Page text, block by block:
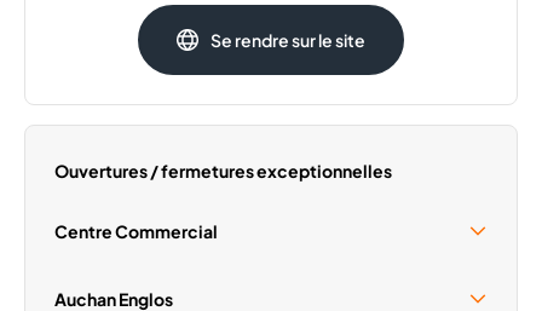
09:30 - 20:00
Samedi
09:30 - 20:00
Se rendre sur le site
Ouvertures / fermetures exceptionnelles
Centre Commercial
Samedi 15 Août
Auchan Englos